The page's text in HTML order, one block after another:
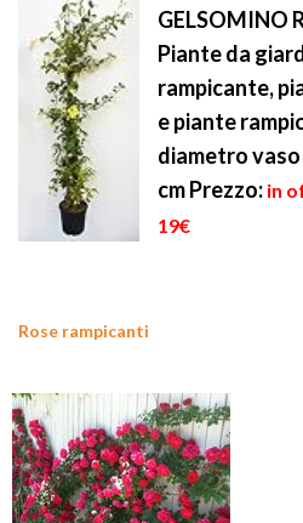
GELSOMINO
Piante da
rampicante,
e piante
diametro vaso
cmPrezzo: in
19€
Rose rampicanti